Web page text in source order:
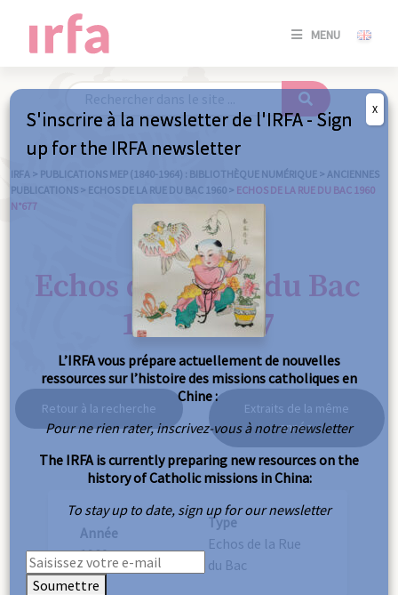
MENU
SE
/
IRFA > PUBLICATIONS MEP (1840-1964) : BIBLIOTHÈQUE NUMÉRIQUE > ANCIENNES
PUBLICATIONS > ECHOS DE LA RUE DU BAC 1960 > ECHOS DE LA RUE DU BAC 1960
N°677
Echos de la Rue du Bac
1960 n°677
Retour à la recherche
Extraits de la même
année
Année
1960
Type
Echos de la Rue
du Bac
S'inscrire à la newsletter de l'IRFA - Sign
up for the IRFA newsletter
L’IRFA vous prépare actuellement de nouvelles
ressources sur l’histoire des missions catholiques en
Chine :
Pour ne rien rater, inscrivez-vous à notre newsletter
The IRFA is currently preparing new resources on the
history of Catholic missions in China:
To stay up to date, sign up for our newsletter
Soumettre
X